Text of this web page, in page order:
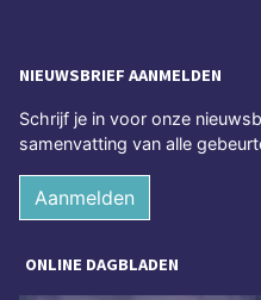
NIEUWSBRIEF AANMELDEN
Schrijf je in voor onze
samenvatting van alle
Aanmelden
ONLINE DAGBLADEN